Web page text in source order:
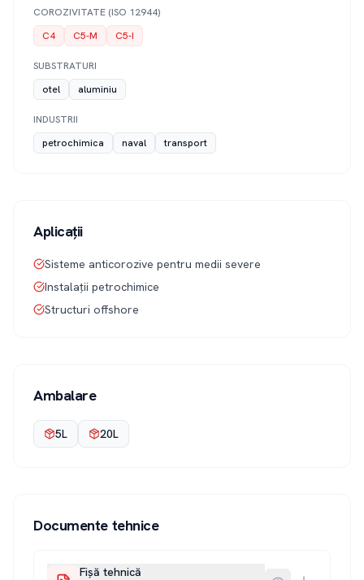
COROZIVITATE (ISO 12944)
C4
C5-M C5-I
SUBSTRATURI
otel
aluminiu
INDUSTRII
petrochimica
naval transport
Aplicații
Sisteme anticorozive pentru medii severe
Instalații petrochimice
Structuri offshore
Ambalare
5L 20L
Documente tehnice
Fișă tehnică